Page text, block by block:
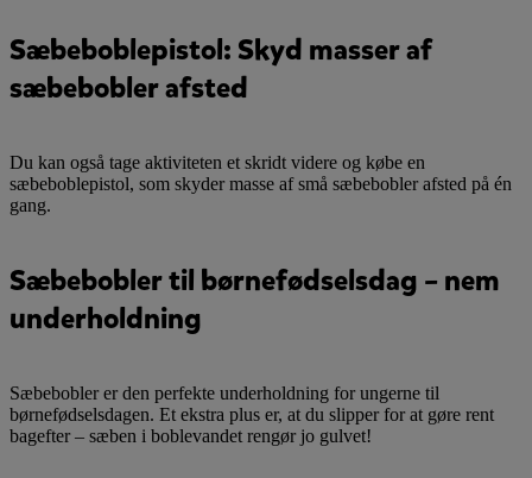
Sæbeboblepistol: Skyd masser af
sæbebobler afsted
Du kan også tage aktiviteten et skridt videre og købe en
sæbeboblepistol, som skyder masse af små sæbebobler afsted på én
gang.
Sæbebobler til børnefødselsdag – nem
underholdning
Sæbebobler er den perfekte underholdning for ungerne til
børnefødselsdagen. Et ekstra plus er, at du slipper for at gøre rent
bagefter – sæben i boblevandet rengør jo gulvet!